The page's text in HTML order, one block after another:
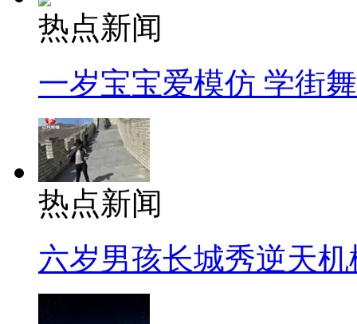
热点新闻
一岁宝宝爱模仿 学街
热点新闻
六岁男孩长城秀逆天机